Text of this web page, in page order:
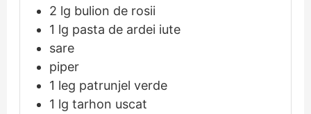
2 lg bulion de rosii
1 lg pasta de ardei iute
sare
piper
1 leg patrunjel verde
1 lg tarhon uscat